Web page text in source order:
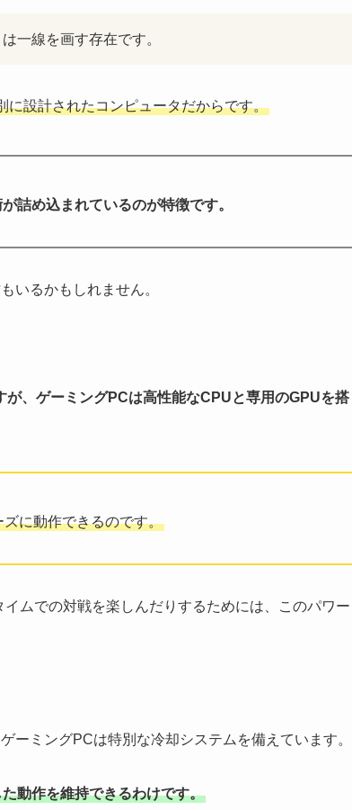
一線を画す存在です。
に設計されたコンピュータだからです。
詰め込まれているのが特徴です。
いるかもしれません。
、ゲーミングPCは高性能なCPUと専用のGPUを搭
に動作できるのです。
ムでの対戦を楽しんだりするためには、このパワー
ーミングPCは特別な冷却システムを備えています。
動作を維持できるわけです。